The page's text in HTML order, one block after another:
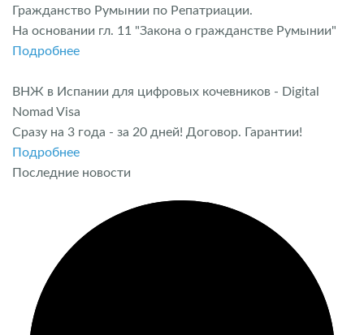
Гражданство Румынии по Репатриации.
На основании гл. 11 "Закона о гражданстве Румынии"
Подробнее
ВНЖ в Испании для цифровых кочевников - Digital
Nomad Visa
Сразу на 3 года - за 20 дней! Договор. Гарантии!
Подробнее
Последние новости